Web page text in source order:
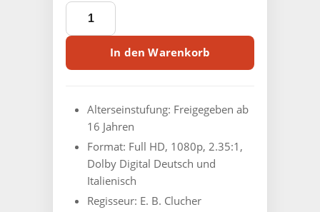
Alterseinstufung: Freigegeben ab
16 Jahren
Format: Full HD, 1080p, 2.35:1,
Dolby Digital Deutsch und
Italienisch
Regisseur: E. B. Clucher
Die
Nacht
der
Messer
Disc
Original
Premium-
Medienbuch
Cover
In den Warenkorb